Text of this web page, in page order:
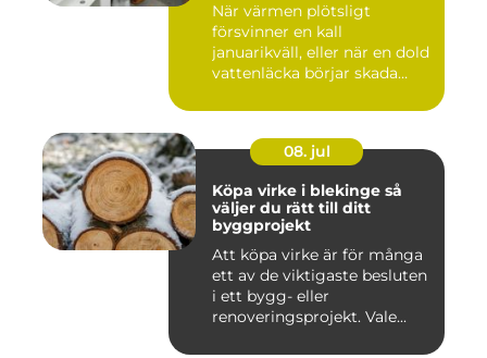
När värmen plötsligt
försvinner en kall
januarikväll, eller när en dold
vattenläcka börjar skada
08. jul
Köpa virke i blekinge så
väljer du rätt till ditt
byggprojekt
Att köpa virke är för många
ett av de viktigaste besluten
i ett bygg- eller
renoveringsprojekt. Vale...